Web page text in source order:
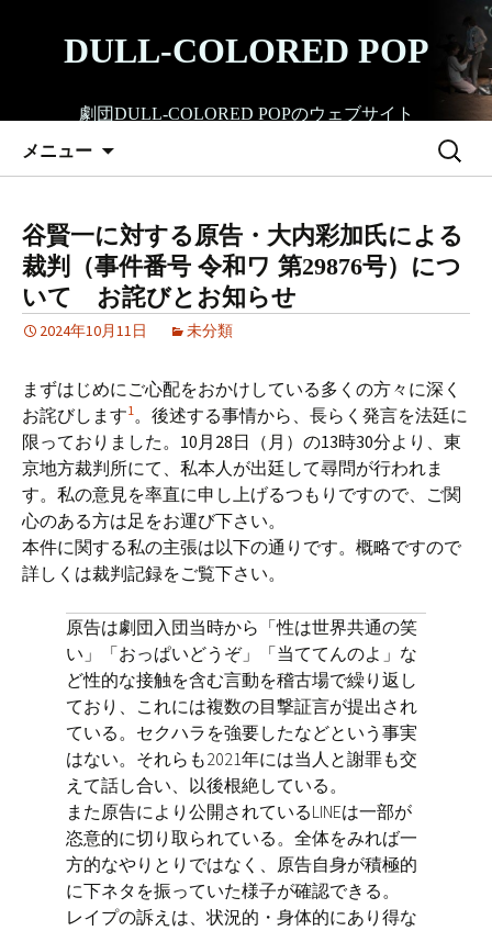
ツ
ス
DULL-COLORED POP
劇団DULL-COLORED POPのウェブサイト
メニュー
検
索:
谷賢一に対する原告・大内彩加氏による
裁判（事件番号 令和ワ 第29876号）につ
いて お詫びとお知らせ
2024年10月11日 未分類
ㅤまずはじめにご心配をおかけしている多くの方々に深く
お詫びします1。後述する事情から、長らく発言を法廷に
限っておりました。10月28日（月）の13時30分より、東
京地方裁判所にて、私本人が出廷して尋問が行われま
す。私の意見を率直に申し上げるつもりですので、ご関
心のある方は足をお運び下さい。
ㅤ本件に関する私の主張は以下の通りです。概略ですので
詳しくは裁判記録をご覧下さい。
原告は劇団入団当時から「性は世界共通の笑
い」「おっぱいどうぞ」「当ててんのよ」な
ど性的な接触を含む言動を稽古場で繰り返し
ており、これには複数の目撃証言が提出され
ている。セクハラを強要したなどという事実
はない。それらも2021年には当人と謝罪も交
えて話し合い、以後根絶している。
また原告により公開されているLINEは一部が
恣意的に切り取られている。全体をみれば一
方的なやりとりではなく、原告自身が積極的
に下ネタを振っていた様子が確認できる。
レイプの訴えは、状況的・身体的にあり得な